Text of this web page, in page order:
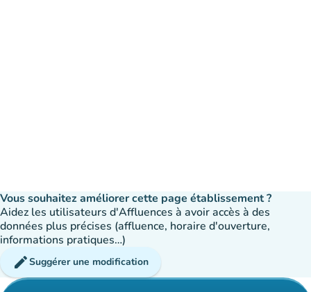
Vous souhaitez améliorer cette page établissement ?
Aidez les utilisateurs d'Affluences à avoir accès à des
données plus précises (affluence, horaire d'ouverture,
informations pratiques…)
editSuggérer une modification